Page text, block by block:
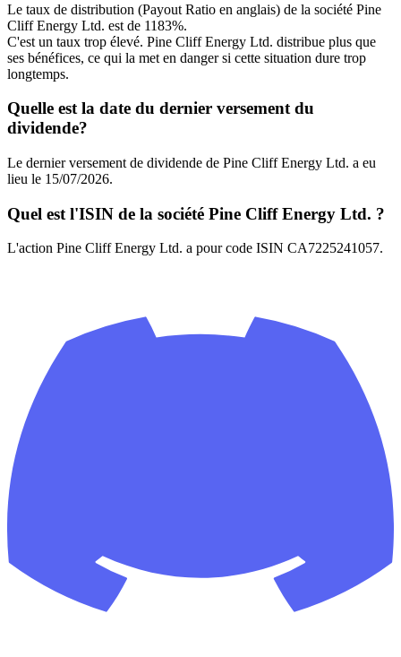
Le taux de distribution (Payout Ratio en anglais) de la société Pine
Cliff Energy Ltd. est de 1183%.
C'est un taux trop élevé. Pine Cliff Energy Ltd. distribue plus que
ses bénéfices, ce qui la met en danger si cette situation dure trop
longtemps.
Quelle est la date du dernier versement du
dividende?
Le dernier versement de dividende de Pine Cliff Energy Ltd. a eu
lieu le 15/07/2026.
Quel est l'ISIN de la société Pine Cliff Energy Ltd. ?
L'action Pine Cliff Energy Ltd. a pour code ISIN CA7225241057.